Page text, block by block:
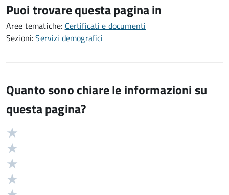
Puoi trovare questa pagina in
Aree tematiche: Certificati e documenti
Sezioni:Servizi demografici
Quanto sono chiare le informazioni su
questa pagina?
Valutazione